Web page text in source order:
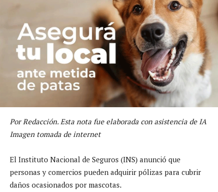
Por Redacción. Esta nota fue elaborada con asistencia de IA
Imagen tomada de internet
El Instituto Nacional de Seguros (INS) anunció que
personas y comercios pueden adquirir pólizas para cubrir
daños ocasionados por mascotas.